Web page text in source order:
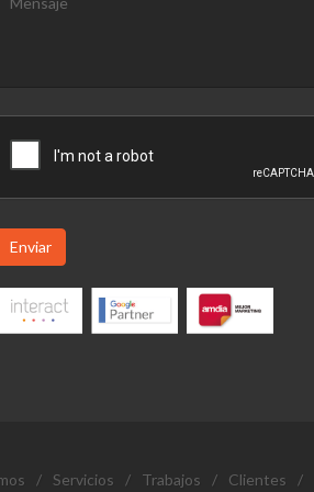
Enviar
/ Servicios / Trabajos / Clientes /